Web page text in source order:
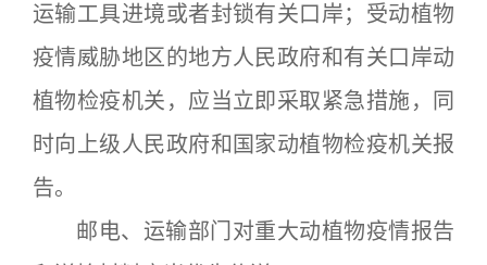
运输工具进境或者封锁有关口岸；受动植物
疫情威胁地区的地方人民政府和有关口岸动
植物检疫机关，应当立即采取紧急措施，同
时向上级人民政府和国家动植物检疫机关报
告。
邮电、运输部门对重大动植物疫情报告